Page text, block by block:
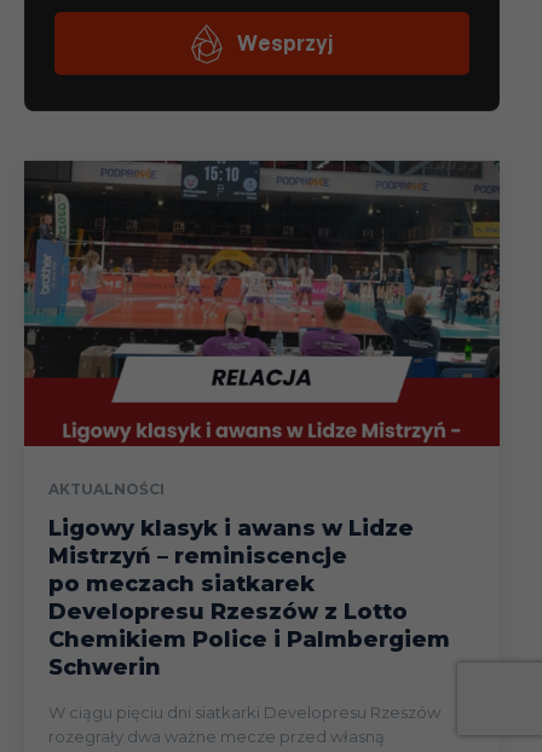
AKTUALNOŚCI
Ligowy klasyk i awans w Lidze
Mistrzyń – reminiscencje
po meczach siatkarek
Developresu Rzeszów z Lotto
Chemikiem Police i Palmbergiem
Schwerin
W ciągu pięciu dni siatkarki Developresu Rzeszów
rozegrały dwa ważne mecze przed własną